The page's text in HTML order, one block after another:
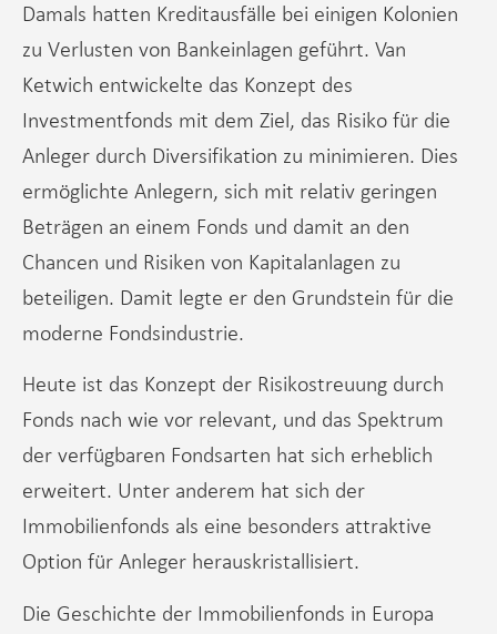
Damals hatten Kreditausfälle bei einigen Kolonien
zu Verlusten von Bankeinlagen geführt. Van
Ketwich entwickelte das Konzept des
Investmentfonds mit dem Ziel, das Risiko für die
Anleger durch Diversifikation zu minimieren. Dies
ermöglichte Anlegern, sich mit relativ geringen
Beträgen an einem Fonds und damit an den
Chancen und Risiken von Kapitalanlagen zu
beteiligen. Damit legte er den Grundstein für die
moderne Fondsindustrie.
Heute ist das Konzept der Risikostreuung durch
Fonds nach wie vor relevant, und das Spektrum
der verfügbaren Fondsarten hat sich erheblich
erweitert. Unter anderem hat sich der
Immobilienfonds als eine besonders attraktive
Option für Anleger herauskristallisiert.
Die Geschichte der Immobilienfonds in Europa